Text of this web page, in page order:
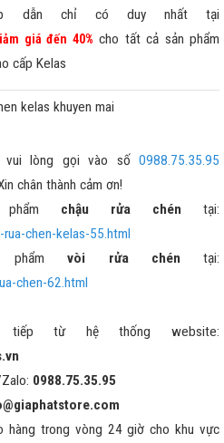
dẫn chỉ có duy nhất tại
giá đến 40% cho tất cả sản phẩm
cấp Kelas
vui lòng gọi vào số 0988.75.35.95
chân thành cảm ơn!
chậu rửa chén tại:
chen-kelas-55.html
phẩmvòi rửa chén tại:
chen-62.html
từ hệ thống website:
0988.75.35.95
hàng trong vòng 24 giờ cho khu vực